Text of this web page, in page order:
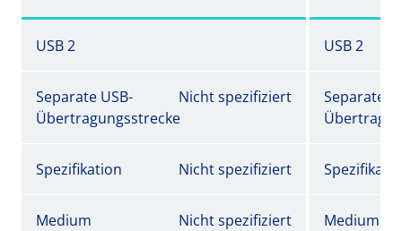
USB 2 USB 2
Separate USB-
Übertragungsstrecke
Nicht spezifiziert
Separate
Spezifikation Nicht spezifiziert
Medium Nicht spezifiziert Medium